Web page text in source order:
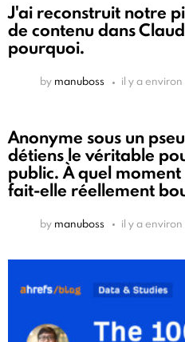
J'ai reconstruit notre
de contenu dans
pourquoi.
by manuboss il y a environ
Anonyme sous un
détiens le véritable
public. À quel
fait-elle réellement
by manuboss il y a environ